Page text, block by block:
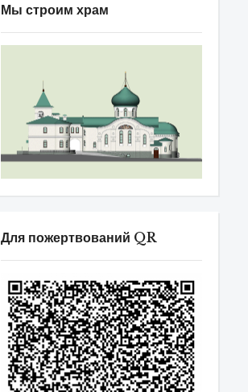
Мы строим храм
Для пожертвований QR